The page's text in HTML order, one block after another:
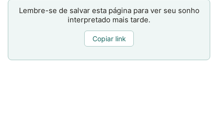
Lembre-se de salvar esta página para ver seu sonho
interpretado mais tarde.
Copiar link